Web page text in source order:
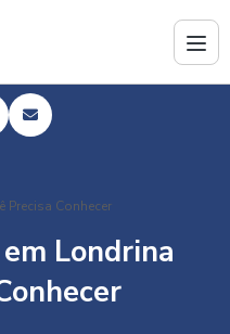
Precisa Conhecer
Londrina